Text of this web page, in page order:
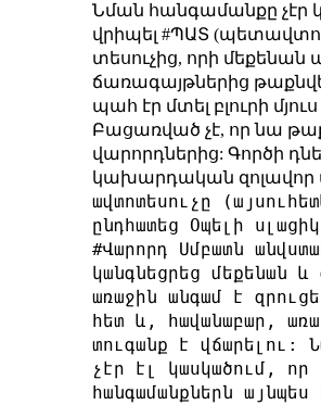
Նման հանգամանքը չէր
վրիպել #ՊԱՏ
տեսուչից, որի մեքենան
ճառագայթներից
պահ էր մտել բլուրի
Բացառված չէ, որ նա
վարորդներից: Գործի
կախարդական զոլավոր
ավտոտեսուչը
ընդհատեց Օպելի
#Վարորդ Սմբատն
կանգնեցրեց մեքենան
առաջին անգամ է
հետ և, հավանաբար,
տուգանք է վճարելու:
չէր էլ կասկածում, որ
հանգամանքներն այնպես